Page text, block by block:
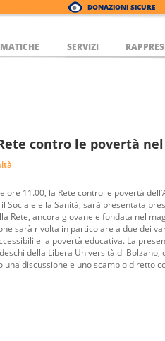
DONAZIONI SICURE
SERVIZI
contro le povertà
ore 11.00, la Rete contro le povertà
Sociale e la Sanità, sarà presentata
Rete, ancora giovane e fondata nel
sarà rivolta in particolare a due dei
e la povertà educativa. La
della Libera Università di
discussione e uno scambio diretto